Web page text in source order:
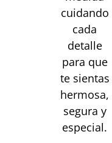
cuidando
cada
detalle
para que
te sientas
hermosa,
segura y
especial.